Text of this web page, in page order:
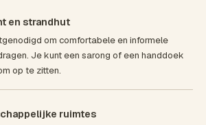
en strandhut
om comfortabele en informele
Je kunt een sarong of een handdoek
op te zitten.
ruimtes